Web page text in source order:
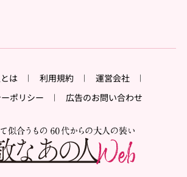
は 利用規約
運営会社
ポリシー
広告のお問い合わせ